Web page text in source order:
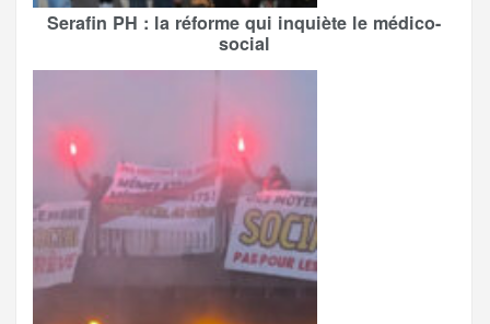
Serafin PH : la réforme qui inquiète le médico-
social